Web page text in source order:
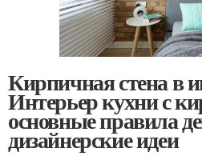
Кирпичная стена в
Интерьер кухни с
основные правила
дизайнерские идеи